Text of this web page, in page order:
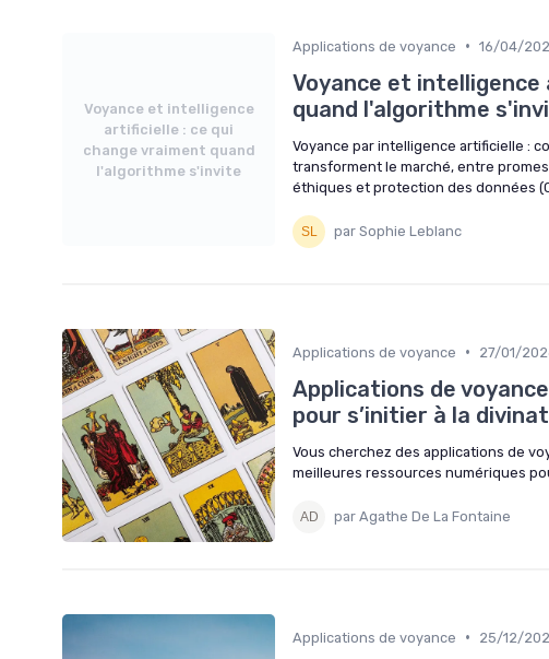
Voyance et intelligence
artificielle : ce qui
change vraiment quand
l'algorithme s'invite
Applications de voyance • 16/04/
Voyance et
quand l'algorithme
Voyance par intelligence artificielle :
transforment le marché, entre
éthiques et protection des données
par Sophie Leblanc
Applications de voyance • 27/01/
Applications de
pour s’initier à la
Vous cherchez des applications de
meilleures ressources numériques
par Agathe De La Fontaine
Applications de voyance • 25/12/